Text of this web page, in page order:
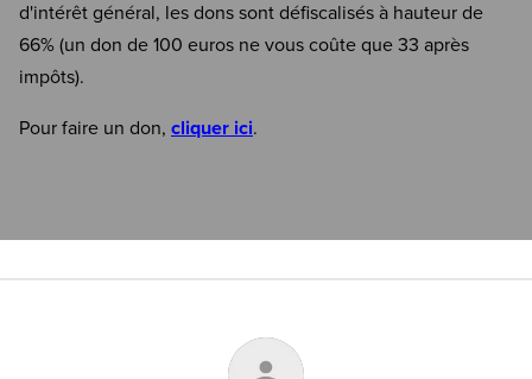
d'intérêt général, les dons sont défiscalisés à hauteur de
66% (un don de 100 euros ne vous coûte que 33 après
impôts).
Pour faire un don, cliquer ici.